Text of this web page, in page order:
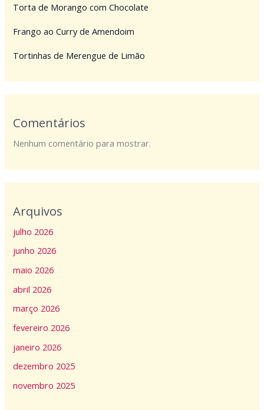
Torta de Morango com Chocolate
Frango ao Curry de Amendoim
Tortinhas de Merengue de Limão
Comentários
Nenhum comentário para mostrar.
Arquivos
julho 2026
junho 2026
maio 2026
abril 2026
março 2026
fevereiro 2026
janeiro 2026
dezembro 2025
novembro 2025